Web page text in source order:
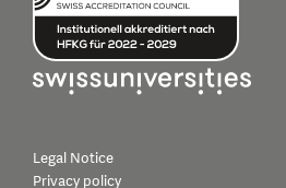
Legal Notice
Privacy policy